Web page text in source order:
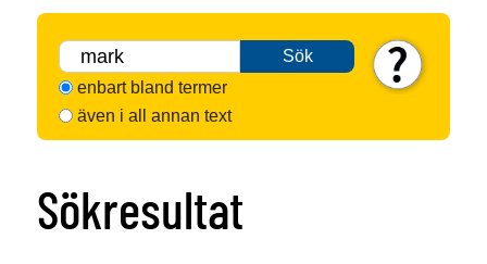
Sök
enbart bland termer
även i all annan text
Sökresultat